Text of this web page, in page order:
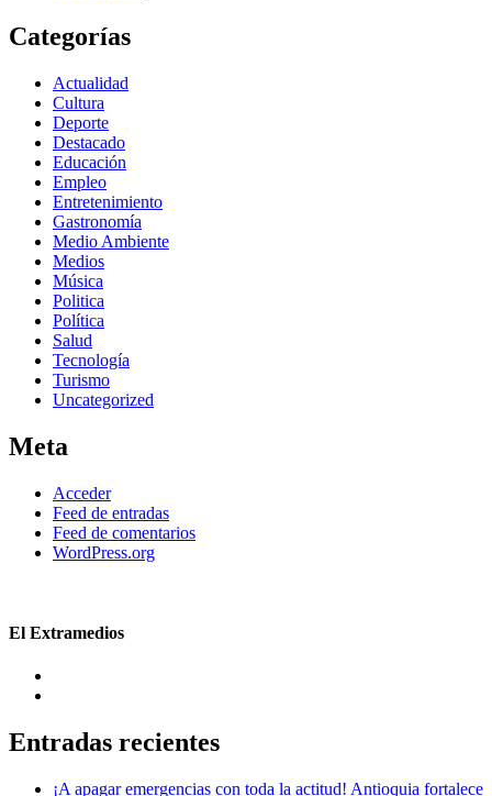
Categorías
Actualidad
Cultura
Deporte
Destacado
Educación
Empleo
Entretenimiento
Gastronomía
Medio Ambiente
Medios
Música
Politica
Política
Salud
Tecnología
Turismo
Uncategorized
Meta
Acceder
Feed de entradas
Feed de comentarios
WordPress.org
El Extramedios
Entradas recientes
¡A apagar emergencias con toda la actitud! Antioquia fortalece